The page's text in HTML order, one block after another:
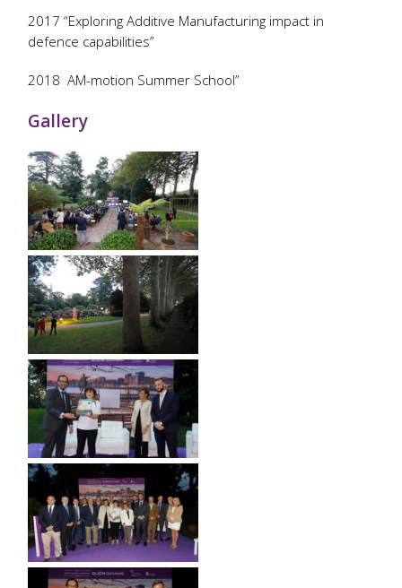
2017 “Exploring Additive Manufacturing impact in
defence capabilities”
2018 AM-motion Summer School”
Gallery